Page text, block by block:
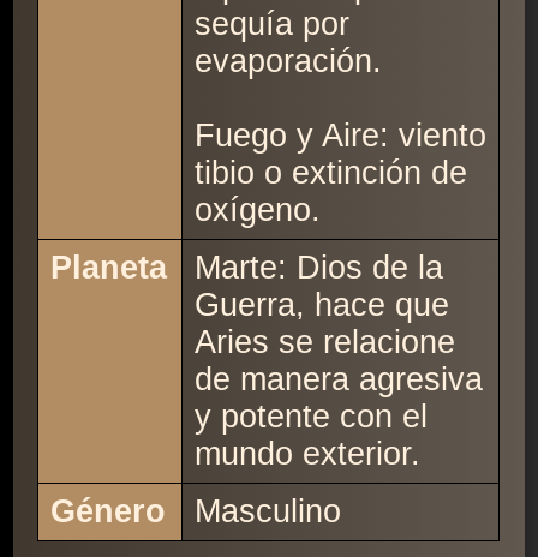
sequía por
evaporación.
Fuego y Aire: viento
tibio o extinción de
oxígeno.
Planeta
Marte: Dios de la
Guerra, hace que
Aries se relacione
de manera agresiva
y potente con el
mundo exterior.
Género
Masculino